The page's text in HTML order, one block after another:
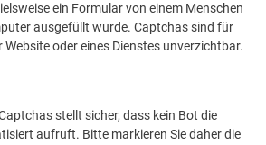
ein Formular von einem Menschen
ausgefüllt wurde. Captchas sind für
Website oder eines Dienstes unverzichtbar.
stellt sicher, dass kein Bot die
aufruft. Bitte markieren Sie daher die